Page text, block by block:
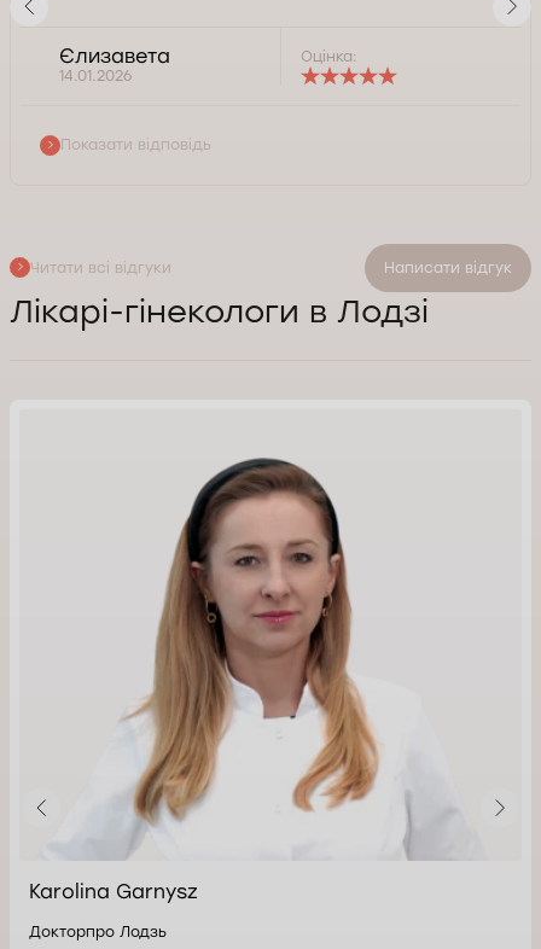
Єлизавета
14.01.2026
Оцінка:
Показати відповідь
Читати всі відгуки Написати відгук
Лікарі-гінекологи в Лодзі
Karolina Garnysz
Докторпро Лодзь